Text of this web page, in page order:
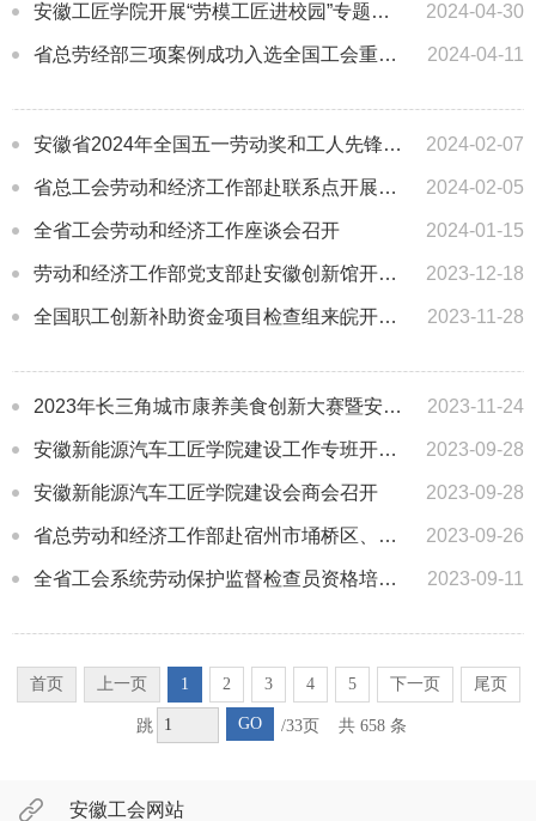
2024-04-30
安徽工匠学院开展“劳模工匠进校园”专题讲座
2024-04-11
省总劳经部三项案例成功入选全国工会重点工作创新案例
2024-02-07
安徽省2024年全国五一劳动奖和工人先锋号推荐评选工作部署会召开
2024-02-05
省总工会劳动和经济工作部赴联系点开展调研和送温暖活动
2024-01-15
全省工会劳动和经济工作座谈会召开
2023-12-18
劳动和经济工作部党支部赴安徽创新馆开展主题党日活动
2023-11-28
全国职工创新补助资金项目检查组来皖开展专项检查
2023-11-24
2023年长三角城市康养美食创新大赛暨安徽省“新徽菜·名徽厨”技能竞赛在绩溪举办
2023-09-28
安徽新能源汽车工匠学院建设工作专班开展调研
2023-09-28
安徽新能源汽车工匠学院建设会商会召开
2023-09-26
省总劳动和经济工作部赴宿州市埇桥区、明光市开展 “县级工会加强年”专项工作调研
2023-09-11
全省工会系统劳动保护监督检查员资格培训班在绩溪县委党校成功举办
首页 上一页 1 2 3 4 5 下一页 尾页
跳 GO /33页 共 658 条
安徽工会网站